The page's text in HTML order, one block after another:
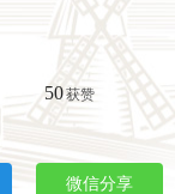
50获赞
微信分享